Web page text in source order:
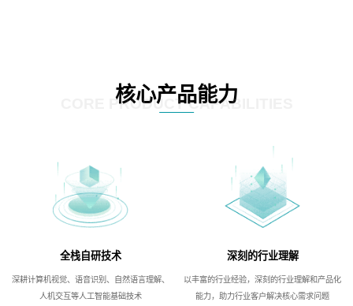
核心产品能力
CORE PRODUCT CAPABILITIES
全栈自研技术
深耕计算机视觉、语音识别、自然语言理解、
人机交互等人工智能基础技术
深刻的行业理解
以丰富的行业经验，深刻的行业理解和产品化
能力，助力行业客户解决核心需求问题